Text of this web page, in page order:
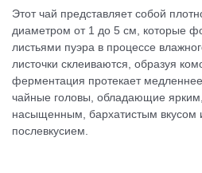
Этот чай представляет собой
диаметром от 1 до 5 см, которые
листьями пуэра в процессе
листочки склеиваются, образуя
ферментация протекает
чайные головы, обладающие
насыщенным, бархатистым вкусом
послевкусием.